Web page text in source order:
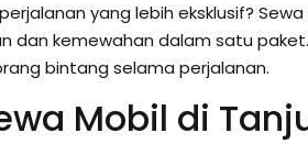
yang lebih eksklusif?
dan kemewahan dalam satu
bintang selama perjalanan.
Mobil di